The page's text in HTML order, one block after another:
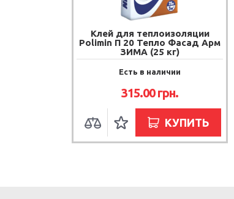
Клей для теплоизоляции
Polimin П 20 Тепло Фасад Арм
ЗИМА (25 кг)
Есть в наличии
315.00грн.
КУПИТЬ